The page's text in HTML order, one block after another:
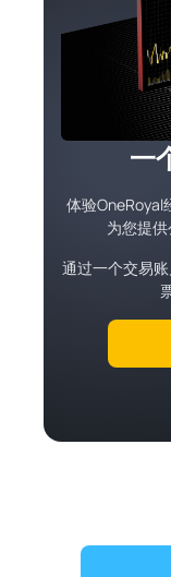
一
体验OneRoyal
为您提供
通过一个交易